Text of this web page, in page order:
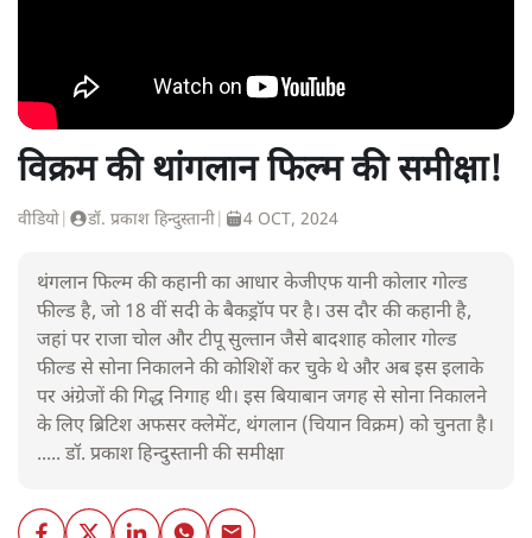
विक्रम की थांगलान फिल्म की समीक्षा!
वीडियो डॉ. प्रकाश हिन्दुस्तानी 4 OCT, 2024
थंगलान फिल्म की कहानी का आधार केजीएफ यानी कोलार गोल्ड
फील्ड है, जो 18 वीं सदी के बैकड्रॉप पर है। उस दौर की कहानी है,
जहां पर राजा चोल और टीपू सुल्तान जैसे बादशाह कोलार गोल्ड
फील्ड से सोना निकालने की कोशिशें कर चुके थे और अब इस इलाके
पर अंग्रेजों की गिद्ध निगाह थी। इस बियाबान जगह से सोना निकालने
के लिए ब्रिटिश अफसर क्लेमेंट, थंगलान (चियान विक्रम) को चुनता है।
..... डॉ. प्रकाश हिन्दुस्तानी की समीक्षा